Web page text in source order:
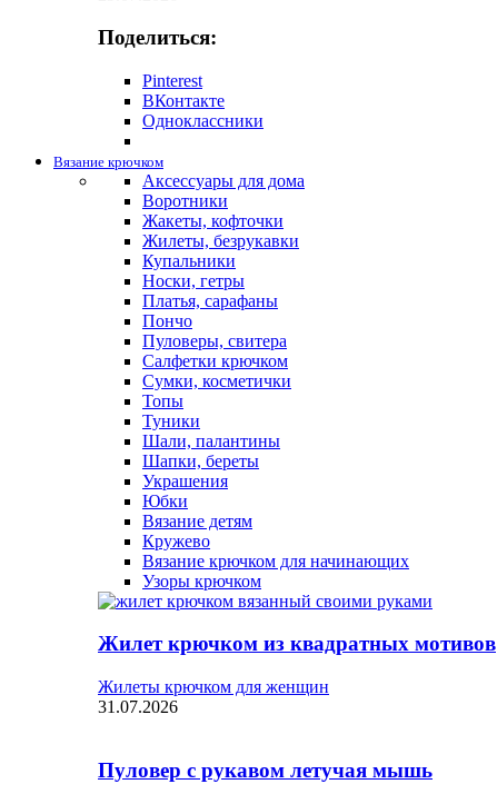
Поделиться:
Pinterest
ВКонтакте
Одноклассники
Вязание крючком
Аксессуары для дома
Воротники
Жакеты, кофточки
Жилеты, безрукавки
Купальники
Носки, гетры
Платья, сарафаны
Пончо
Пуловеры, свитера
Салфетки крючком
Сумки, косметички
Топы
Туники
Шали, палантины
Шапки, береты
Украшения
Юбки
Вязание детям
Кружево
Вязание крючком для начинающих
Узоры крючком
Жилет крючком из квадратных мотивов
Жилеты крючком для женщин
31.07.2026
Пуловер с рукавом летучая мышь